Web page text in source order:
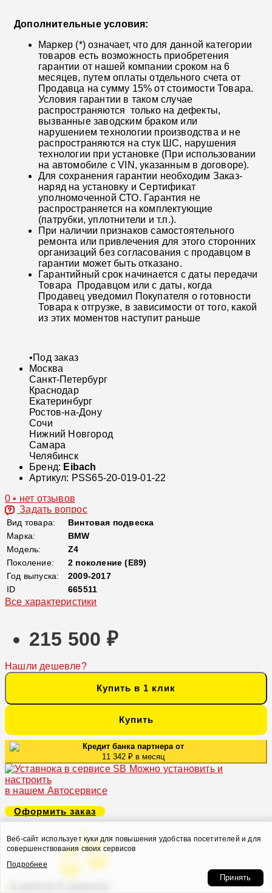
Дополнительные условия:
Маркер (*) означает, что для данной категории
товаров есть возможность приобретения
гарантии от нашей компании сроком на 6
месяцев, путем оплаты отдельного счета от
Продавца на сумму 15% от стоимости Товара.
Условия гарантии в таком случае
распространяются только на дефекты,
вызванные заводским браком или
нарушением технологии производства и не
распространяются на стук ШС, нарушения
технологии при установке (При использовании
на автомобиле с VIN, указанным в договоре).
Для сохранения гарантии необходим Заказ-
наряд на установку и Сертификат
уполномоченной СТО. Гарантия не
распространяется на комплектующие
(патрубки, уплотнители и т.п.).
При наличии признаков самостоятельного
ремонта или привлечения для этого сторонних
организаций без согласования с продавцом в
гарантии может быть отказано.
Гарантийный срок начинается с даты передачи
Товара Продавцом или с даты, когда
Продавец уведомил Покупателя о готовности
Товара к отгрузке, в зависимости от того, какой
из этих моментов наступит раньше
•Под заказ
Москва
Санкт-Петербург
Краснодар
Екатеринбург
Ростов-на-Дону
Сочи
Нижний Новгород
Самара
Челябинск
Бренд: Eibach
Артикул: PSS65-20-019-01-22
0 • нет отзывов
Задать вопрос
Вид товара:
Винтовая подвеска
Марка:
BMW
Модель:
Z4
Поколение:
2 поколение (E89)
Год выпуска:
2009-2017
ID
665511
Все характеристики
215 500 ₽
Нашли дешевле?
Купить в 1 клик
Купить
Кредит банка партнера от
11 342 ₽ в месяц
Можно установить и
настроить
в нашем Автосервисе
Оформить заказ
Веб-сайт использует куки для повышения удобства посетителей и для
совершенствования своих сервисов
Подробнее
Принять